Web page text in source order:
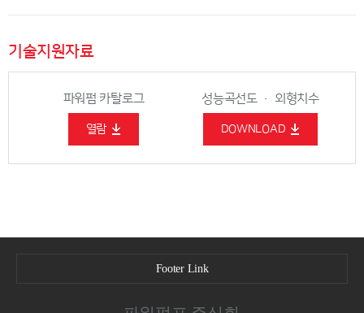
기술지원자료
파워펌 카탈로그
열람
성능곡선도 · 외형치수
DOWNLOAD
Footer Link